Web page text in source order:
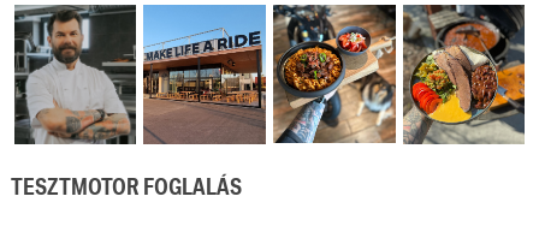
TESZTMOTOR FOGLALÁS